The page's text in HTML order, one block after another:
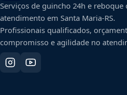
Serviços de guincho 24h e reboque
atendimento em Santa Maria-RS.
Profissionais qualificados,
compromisso e agilidade no